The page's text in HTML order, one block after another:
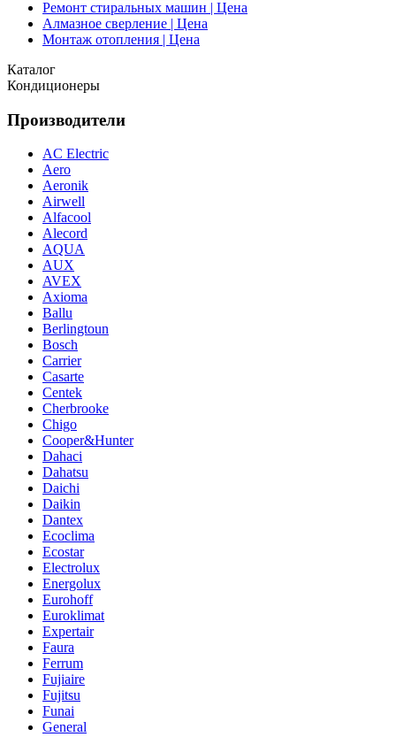
Ремонт стиральных машин | Цена
Алмазное сверление | Цена
Монтаж отопления | Цена
Каталог
Кондиционеры
Производители
AC Electric
Aero
Aeronik
Airwell
Alfacool
Alecord
AQUA
AUX
AVEX
Axioma
Ballu
Berlingtoun
Bosch
Carrier
Casarte
Centek
Cherbrooke
Chigo
Cooper&Hunter
Dahaci
Dahatsu
Daichi
Daikin
Dantex
Ecoclima
Ecostar
Electrolux
Energolux
Eurohoff
Euroklimat
Expertair
Faura
Ferrum
Fujiaire
Fujitsu
Funai
General